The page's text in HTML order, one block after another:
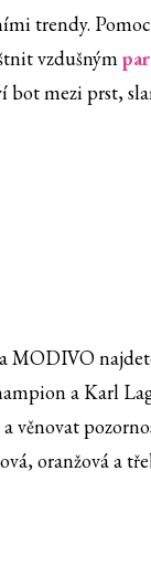
trendy.
vzdušným
bot mezi prst,
MODIVO
a Karl
věnovat
oranžová a